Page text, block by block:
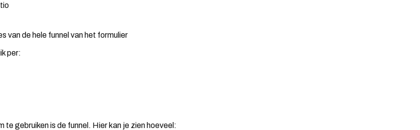
van de hele funnel van het formulier
per:
te gebruiken is de funnel. Hier kan je zien hoeveel: